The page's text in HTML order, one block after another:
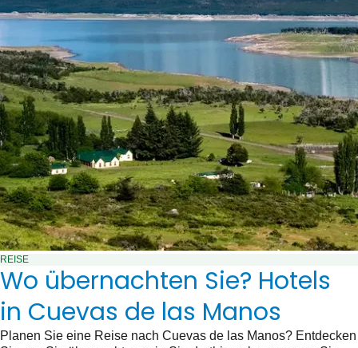
REISE
Wo übernachten Sie? Hotels
in Cuevas de las Manos
Planen Sie eine Reise nach Cuevas de las Manos? Entdecken